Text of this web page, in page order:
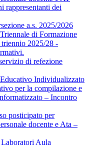
rappresentanti dei
a.s. 2025/2026
di Formazione
triennio 2025/28 -
di refezione
Individualizzato
per la compilazione e
– Incontro
posticipato per
docente e Ata –
Aula